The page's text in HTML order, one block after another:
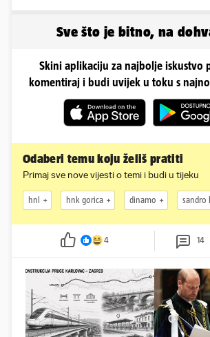
Sve što je bitno, na
Skini aplikaciju za najbolje iskustvo
komentiraj i budi uvijek u toku s
Odaberi temu koju želiš pratiti
Primaj sve nove vijesti o temi i budi u tijeku
hnl hnk gorica dinamo sandro
4 14